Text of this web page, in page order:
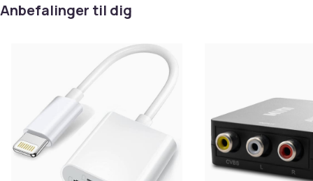
Anbefalinger til dig